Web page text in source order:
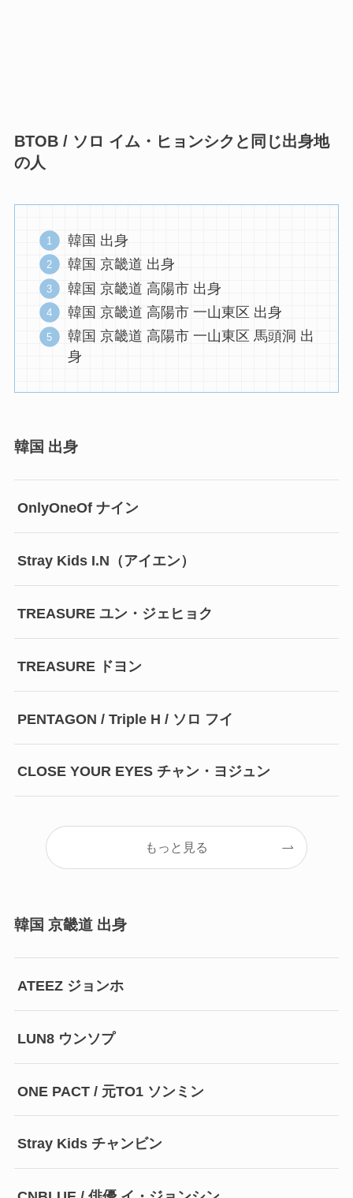
BTOB / ソロ イム・ヒョンシクと同じ出身地
の人
韓国 出身
韓国 京畿道 出身
韓国 京畿道 高陽市 出身
韓国 京畿道 高陽市 一山東区 出身
韓国 京畿道 高陽市 一山東区 馬頭洞 出
身
韓国 出身
OnlyOneOf ナイン
Stray Kids I.N（アイエン）
TREASURE ユン・ジェヒョク
TREASURE ドヨン
PENTAGON / Triple H / ソロ フイ
CLOSE YOUR EYES チャン・ヨジュン
もっと見る
韓国 京畿道 出身
ATEEZ ジョンホ
LUN8 ウンソプ
ONE PACT / 元TO1 ソンミン
Stray Kids チャンビン